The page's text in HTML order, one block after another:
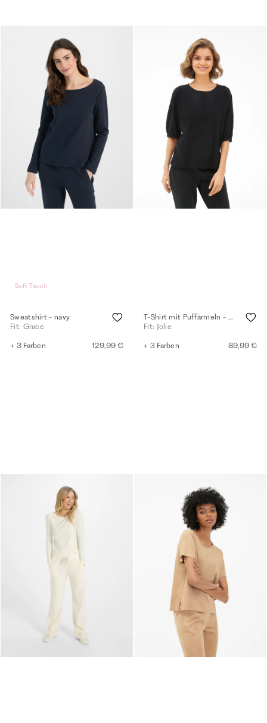
Soft Touch
Sweatshirt - navy
Fit: Grace
+ 3 Farben 129,99 €
T-Shirt mit Puffärmeln - black
Fit: Jolie
+ 3 Farben 89,99 €